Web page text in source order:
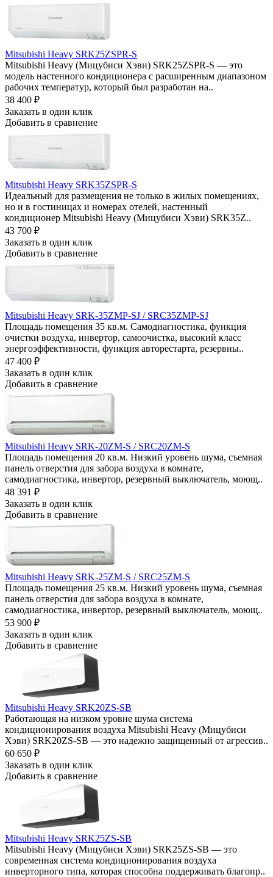
Mitsubishi Heavy SRK25ZSPR-S
Mitsubishi Heavy (Мицубиси Хэви) SRK25ZSPR-S — это
модель настенного кондиционера с расширенным диапазоном
рабочих температур, который был разработан на..
38 400 ₽
Заказать в один клик
Добавить в сравнение
Mitsubishi Heavy SRK35ZSPR-S
Идеальный для размещения не только в жилых помещениях,
но и в гостиницах и номерах отелей, настенный
кондиционер Mitsubishi Heavy (Мицубиси Хэви) SRK35Z..
43 700 ₽
Заказать в один клик
Добавить в сравнение
Mitsubishi Heavy SRK-35ZMP-SJ / SRC35ZMP-SJ
Площадь помещения 35 кв.м. Самодиагностика, функция
очистки воздуха, инвертор, самоочистка, высокий класс
энергоэффективности, функция авторестарта, резервны..
47 400 ₽
Заказать в один клик
Добавить в сравнение
Mitsubishi Heavy SRK-20ZM-S / SRC20ZM-S
Площадь помещения 20 кв.м. Низкий уровень шума, съемная
панель отверстия для забора воздуха в комнате,
самодиагностика, инвертор, резервный выключатель, моющ..
48 391 ₽
Заказать в один клик
Добавить в сравнение
Mitsubishi Heavy SRK-25ZM-S / SRC25ZM-S
Площадь помещения 25 кв.м. Низкий уровень шума, съемная
панель отверстия для забора воздуха в комнате,
самодиагностика, инвертор, резервный выключатель, моющ..
53 900 ₽
Заказать в один клик
Добавить в сравнение
Mitsubishi Heavy SRK20ZS-SB
Работающая на низком уровне шума система
кондиционирования воздуха Mitsubishi Heavy (Мицубиси
Хэви) SRK20ZS-SB — это надежно защищенный от агрессив..
60 650 ₽
Заказать в один клик
Добавить в сравнение
Mitsubishi Heavy SRK25ZS-SB
Mitsubishi Heavy (Мицубиси Хэви) SRK25ZS-SB — это
современная система кондиционирования воздуха
инверторного типа, которая способна поддерживать благопр..